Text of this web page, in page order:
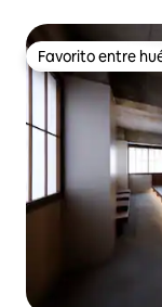
Alojamiento
Favorito entre
Favorito entre